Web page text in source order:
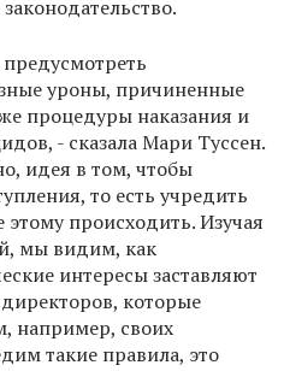
уроны, причиненные
процедуры наказания и
- сказала Мари Туссен.
идея в том, чтобы
то есть учредить
происходить. Изучая
мы видим, как
интересы заставляют
которые
например, своих
такие правила, это